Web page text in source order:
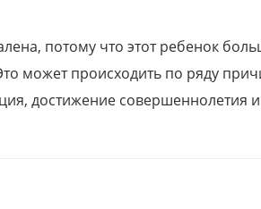
потому что этот ребенок
может происходить по ряду
достижение совершеннолетия